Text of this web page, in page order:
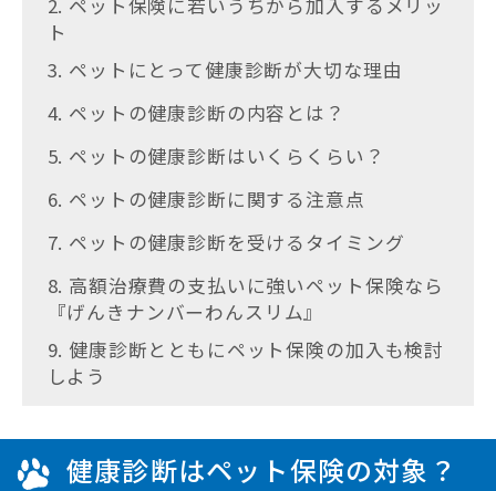
2. ペット保険に若いうちから加入するメリッ
ト
3. ペットにとって健康診断が大切な理由
4. ペットの健康診断の内容とは？
5. ペットの健康診断はいくらくらい？
6. ペットの健康診断に関する注意点
7. ペットの健康診断を受けるタイミング
8. 高額治療費の支払いに強いペット保険なら
『げんきナンバーわんスリム』
9. 健康診断とともにペット保険の加入も検討
しよう
健康診断はペット保険の対象？